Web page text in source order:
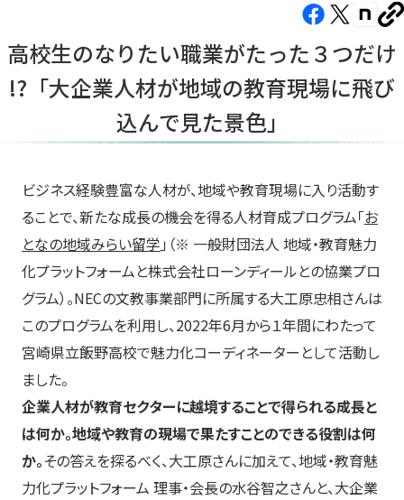
Facebook（新
い
タ
ま
す）
X（新
い
タ
ま
す）
note（新
い
タ
ま
す）
コ
ー
高校生のなりたい職業がたった３つだけ
!?「大企業人材が地域の教育現場に飛び
込んで見た景色」
ビジネス経験豊富な人材が、地域や教育現場に入り活動す
ることで、新たな成長の機会を得る人材育成プログラム「お
となの地域みらい留学 」（※ 一般財団法人 地域・教育魅力
化プラットフォームと株式会社ローンディールとの協業プロ
グラム）。NECの文教事業部門に所属する大工原忠相さんは
このプログラムを利用し、2022年6月から１年間にわたって
宮崎県立飯野高校で魅力化コーディネーターとして活動し
ました。
企業人材が教育セクターに越境することで得られる成長と
は何か。地域や教育の現場で果たすことのできる役割は何
か。その答えを探るべく、大工原さんに加えて、地域・教育魅
力化プラットフォーム 理事・会長の水谷智之さんと、大企業